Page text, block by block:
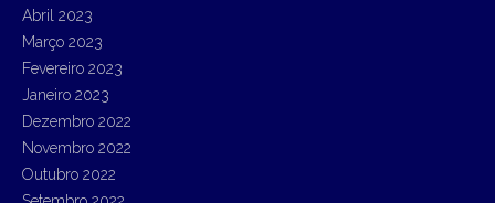
Abril 2023
Março 2023
Fevereiro 2023
Janeiro 2023
Dezembro 2022
Novembro 2022
Outubro 2022